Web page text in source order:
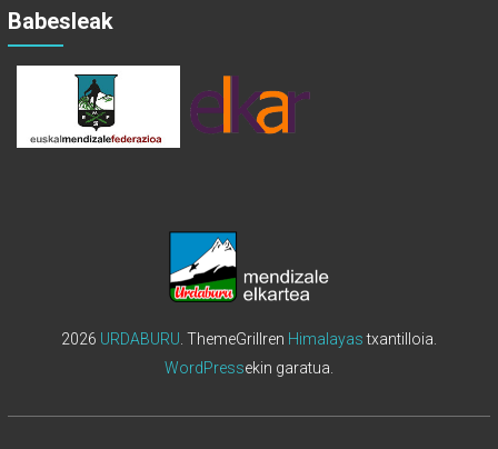
Babesleak
2026 URDABURU. ThemeGrillren Himalayastxantilloia.
WordPressekin garatua.